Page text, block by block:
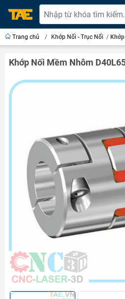
Trang chủ / Khớp Nối - Trục Nối /
Khớp Nối Mềm Nhôm